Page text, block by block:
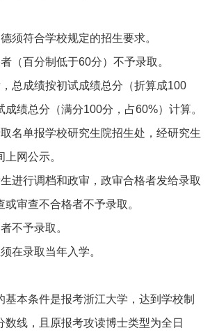
须符合学校规定的招生要求。
（百分制低于60分）不予录取。
，总成绩按初试成绩总分（折算成100
绩总分（满分100分，占60%）计算。
取名单报学校研究生院招生处，经研究生
网公示。
生进行调档和政审，政审合格者发给录取
审查不合格者不予录取。
不予录取。
在录取当年入学。
基本条件是报考浙江大学，达到学校制
数线，且原报考攻读博士类型为全日